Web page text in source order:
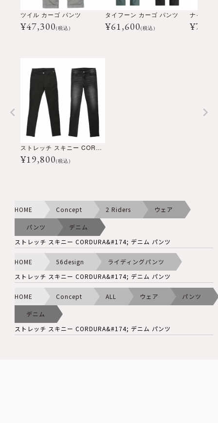
ツイル カーゴ パンツ
¥47,300(税込)
タイフーン カーゴ パンツ
¥61,600(税込) ¥
ストレッチ スキニー CORDURA® デニム パンツ
¥19,800(税込)
HOME Concept 2 Riders ウェア
パンツ
デニム
ストレッチ スキニー CORDURA&#174; デニム パンツ
HOME 56design
ライディングパンツ
ストレッチ スキニー CORDURA&#174; デニム パンツ
HOME Concept ALL ウェア パンツ
デニム
ストレッチ スキニー CORDURA&#174; デニム パンツ